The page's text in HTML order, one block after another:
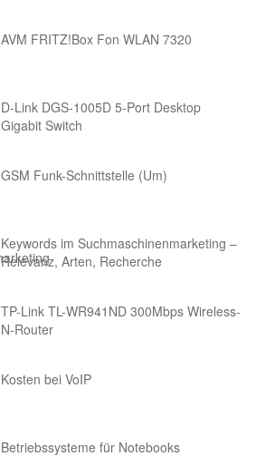
AVM FRITZ!Box Fon WLAN 7320
D-Link DGS-1005D 5-Port Desktop
Gigabit Switch
GSM Funk-Schnittstelle (Um)
Keywords im Suchmaschinenmarketing –
Relevanz, Arten, Recherche
TP-Link TL-WR941ND 300Mbps Wireless-
N-Router
Kosten bei VoIP
Betriebssysteme für Notebooks